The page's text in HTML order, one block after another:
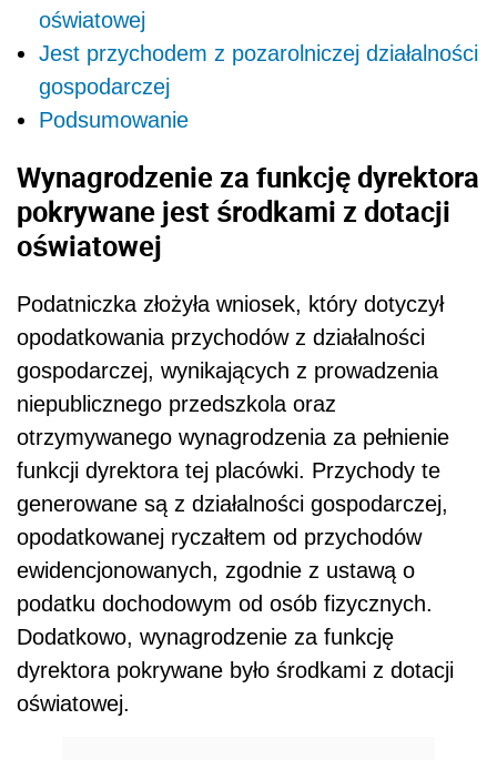
oświatowej
Jest przychodem z pozarolniczej działalności
gospodarczej
Podsumowanie
Wynagrodzenie za funkcję dyrektora
pokrywane jest środkami z dotacji
oświatowej
Podatniczka złożyła wniosek, który dotyczył
opodatkowania przychodów z działalności
gospodarczej, wynikających z prowadzenia
niepublicznego przedszkola oraz
otrzymywanego wynagrodzenia za pełnienie
funkcji dyrektora tej placówki. Przychody te
generowane są z działalności gospodarczej,
opodatkowanej ryczałtem od przychodów
ewidencjonowanych, zgodnie z ustawą o
podatku dochodowym od osób fizycznych.
Dodatkowo, wynagrodzenie za funkcję
dyrektora pokrywane było środkami z dotacji
oświatowej.